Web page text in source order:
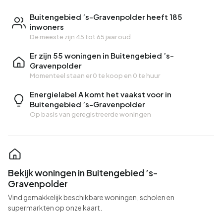
Buitengebied ’s-Gravenpolder heeft 185
inwoners
De meeste zijn 45 tot 65 jaar oud
Er zijn 55 woningen in Buitengebied ’s-
Gravenpolder
Momenteel staan er0 te koop en 0 te huur
Energielabel A komt het vaakst voor in
Buitengebied ’s-Gravenpolder
Op basis van geregistreerde woningen
Bekijk woningen in Buitengebied ’s-
Gravenpolder
Vind gemakkelijk beschikbare woningen, scholen en
supermarkten op onze kaart.